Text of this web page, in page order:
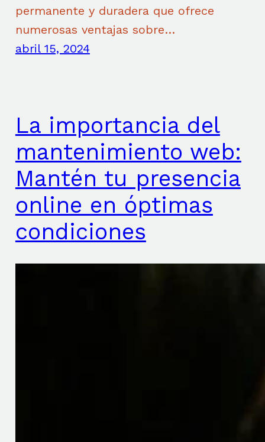
permanente y duradera que ofrece
numerosas ventajas sobre…
abril 15, 2024
La importancia del
mantenimiento web:
Mantén tu presencia
online en óptimas
condiciones